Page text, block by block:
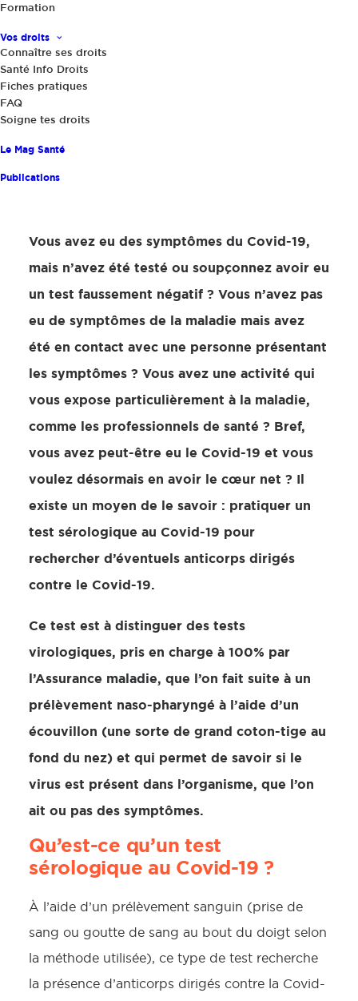
Formation
Vos droits
Connaître ses droits
Santé Info Droits
Fiches pratiques
FAQ
Soigne tes droits
Le Mag Santé
Publications
Vous avez eu des symptômes du Covid-19,
mais n’avez été testé ou soupçonnez avoir eu
un test faussement négatif ? Vous n’avez pas
eu de symptômes de la maladie mais avez
été en contact avec une personne présentant
les symptômes ? Vous avez une activité qui
vous expose particulièrement à la maladie,
comme les professionnels de santé ? Bref,
vous avez peut-être eu le Covid-19 et vous
voulez désormais en avoir le cœur net ? Il
existe un moyen de le savoir : pratiquer un
test sérologique au Covid-19 pour
rechercher d’éventuels anticorps dirigés
contre le Covid-19.
Ce test est à distinguer des tests
virologiques, pris en charge à 100% par
l’Assurance maladie, que l’on fait suite à un
prélèvement naso-pharyngé à l’aide d’un
écouvillon (une sorte de grand coton-tige au
fond du nez) et qui permet de savoir si le
virus est présent dans l’organisme, que l’on
ait ou pas des symptômes.
Qu’est-ce qu’un test
sérologique au Covid-19 ?
À l’aide d’un prélèvement sanguin (prise de
sang ou goutte de sang au bout du doigt selon
la méthode utilisée), ce type de test recherche
la présence d’anticorps dirigés contre la Covid-